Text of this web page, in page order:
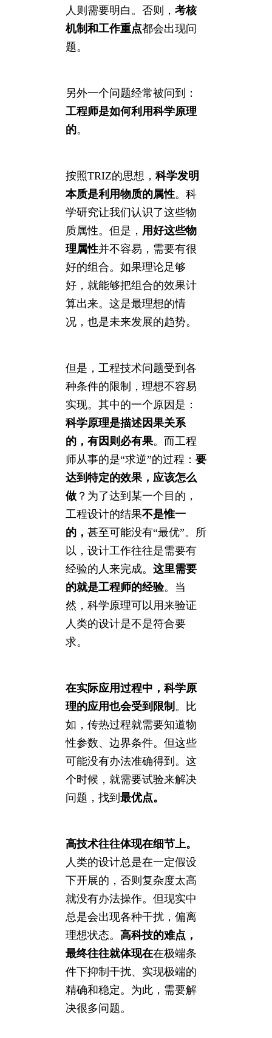
人则需要明白。否则， 考核
机制和工作重点都会出现问
题。
另外一个问题经常被问到：
工程师是如何利用科学原理
的。
按照TRIZ的思想， 科学发明
本质是利用物质的属性。科
学研究让我们认识了这些物
质属性。但是， 用好这些物
理属性并不容易，需要有很
好的组合。如果理论足够
好，就能够把组合的效果计
算出来。这是最理想的情
况，也是未来发展的趋势。
但是，工程技术问题受到各
种条件的限制，理想不容易
实现。其中的一个原因是：
科学原理是描述因果关系
的，有因则必有果。而工程
师从事的是“求逆”的过程： 要
达到特定的效果，应该怎么
做 ？为了达到某一个目的，
工程设计的结果不是惟一
的， 甚至可能没有“最优”。所
以，设计工作往往是需要有
经验的人来完成。 这里需要
的就是工程师的经验。当
然，科学原理可以用来验证
人类的设计是不是符合要
求。
在实际应用过程中，科学原
理的应用也会受到限制 。比
如，传热过程就需要知道物
性参数、边界条件。但这些
可能没有办法准确得到。这
个时候，就需要试验来解决
问题，找到 最优点。
高技术往往体现在细节上。
人类的设计总是在一定假设
下开展的，否则复杂度太高
就没有办法操作。但现实中
总是会出现各种干扰，偏离
理想状态。 高科技的难点，
最终往往就体现在在极端条
件下抑制干扰、实现极端的
精确和稳定。为此，需要解
决很多问题。